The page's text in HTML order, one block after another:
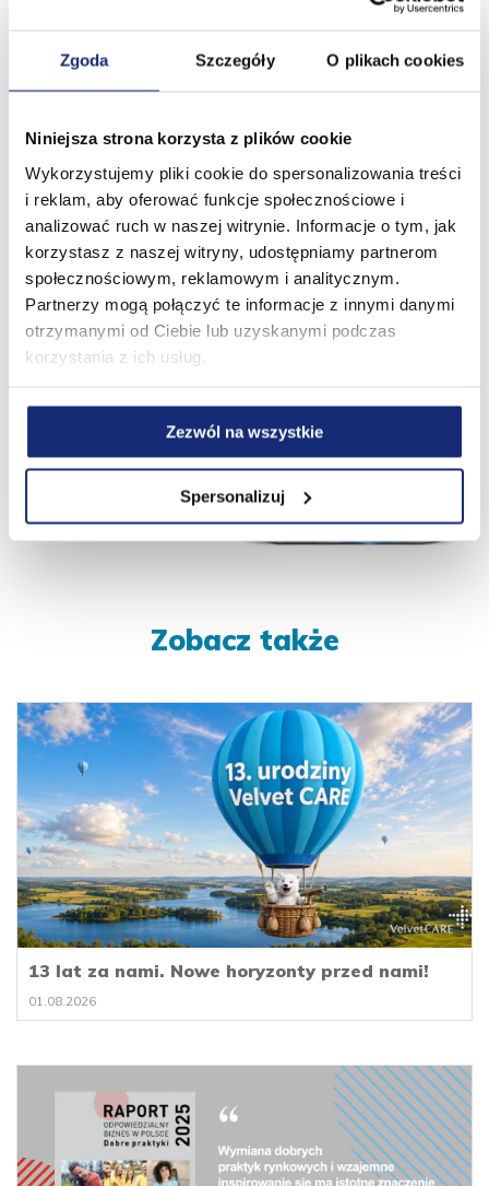
Zgoda Szczegóły O plikach cookies
Niniejsza strona korzysta z plików cookie
Wykorzystujemy pliki cookie do spersonalizowania treści
i reklam, aby oferować funkcje społecznościowe i
analizować ruch w naszej witrynie. Informacje o tym, jak
korzystasz z naszej witryny, udostępniamy partnerom
społecznościowym, reklamowym i analitycznym.
Partnerzy mogą połączyć te informacje z innymi danymi
otrzymanymi od Ciebie lub uzyskanymi podczas
korzystania z ich usług.
Zezwól na wszystkie
Spersonalizuj
odpowiedniki pod marką eksportową VELTIE®
Zapraszamy do wypróbowania najwyższej
EXCELLENCE! Już w sprzedaży w najlepszych
sklepach!
Zobacz także
13 lat za nami. Nowe horyzonty przed nami!
01.08.2026